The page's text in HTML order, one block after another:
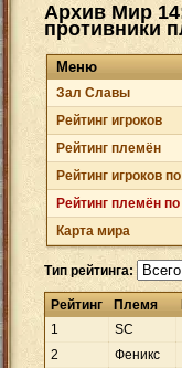
Архив Мир
противники
Меню
Зал Cлавы
Рейтинг игроков
Рейтинг племён
Рейтинг игроков
Рейтинг племён
Карта мира
Тип рейтинга:
Рейтинг Племя
1
SC
2
Феникс